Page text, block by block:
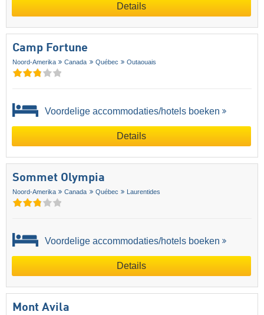
Details
Camp Fortune
Noord-Amerika Canada Québec Outaouais
Voordelige accommodaties/hotels boeken
Details
Sommet Olympia
Noord-Amerika Canada Québec Laurentides
Voordelige accommodaties/hotels boeken
Details
Mont Avila